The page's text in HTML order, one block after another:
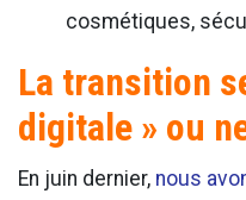
cosmétiques,
La transition
digitale » ou
En juin dernier, nous